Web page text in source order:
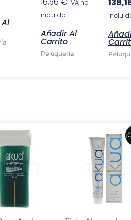
16,66€ IVA no
incluido
Añadir Al
Carrito
Peluquería
precio
original
era:
6,99 €.
precio
actual
es:
6,41 €.